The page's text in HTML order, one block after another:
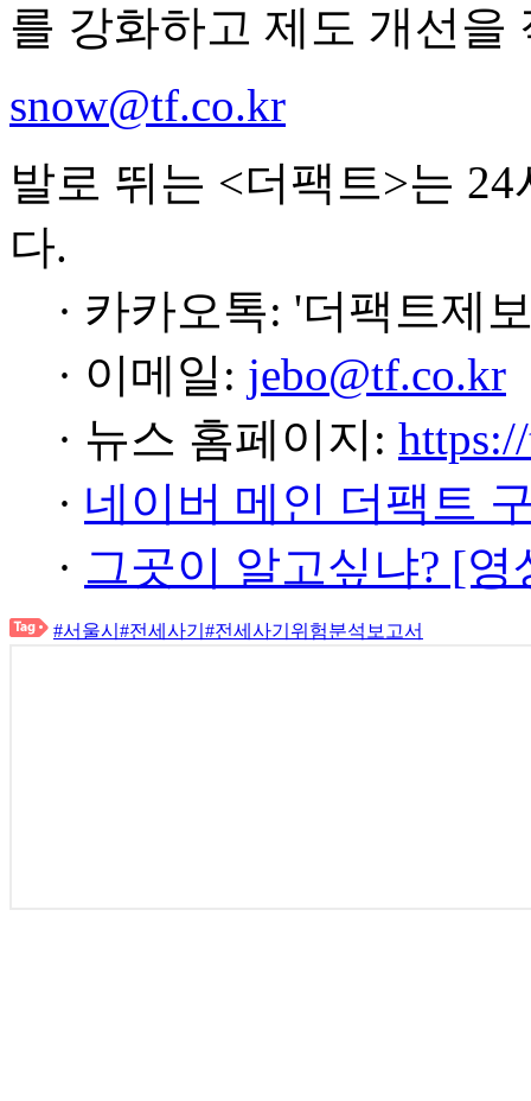
를 강화하고 제도 개선
snow@tf.co.kr
발로 뛰는 <더팩트>는
다.
· 카카오톡: '더팩트제
· 이메일: jebo@tf.co.kr
· 뉴스 홈페이지:
· 네이버 메인 더팩트
· 그곳이 알고싶냐? [
#서울시 #전세사기 #전세사기위험분석보고서